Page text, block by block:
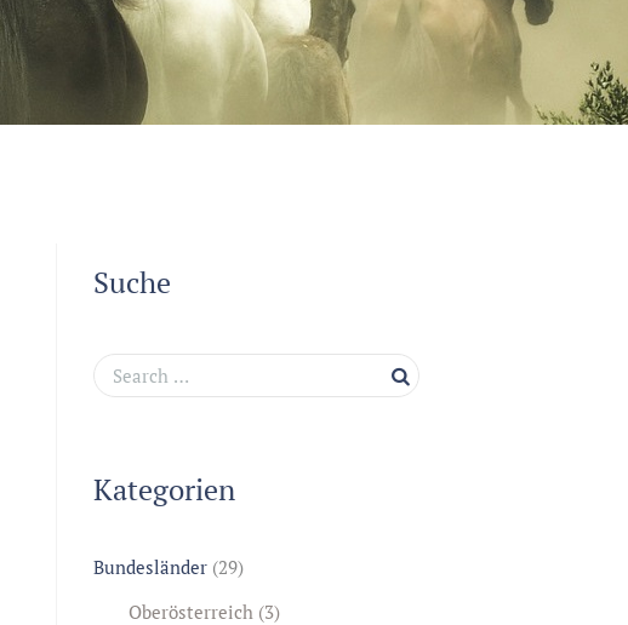
Suche
Kategorien
Bundesländer (29)
Oberösterreich (3)